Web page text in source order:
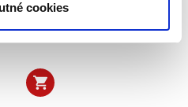
cookies